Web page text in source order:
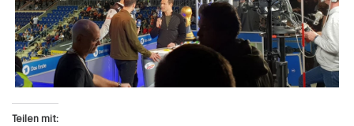
Teilen mit: